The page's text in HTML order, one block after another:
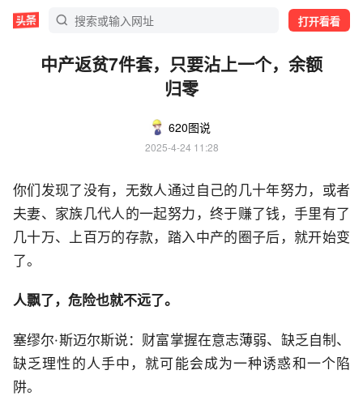
打开看看
中产返贫7件套，只要沾上一个，余额
归零
620图说
2025-4-24 11:28
你们发现了没有，无数人通过自己的几十年努力，或者
夫妻、家族几代人的一起努力，终于赚了钱，手里有了
几十万、上百万的存款，踏入中产的圈子后，就开始变
了。
人飘了，危险也就不远了。
塞缪尔·斯迈尔斯说：财富掌握在意志薄弱、缺乏自制、
缺乏理性的人手中，就可能会成为一种诱惑和一个陷
阱。